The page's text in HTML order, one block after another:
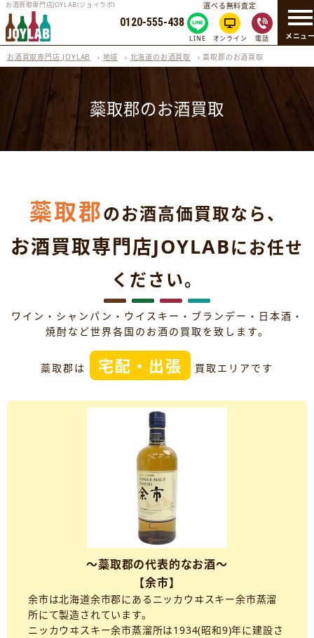
メニュ
お酒買取専門店JOYLAB(ジョイラボ)
0120-555-438
選べる無料査定
LINE オンライン 電話
お酒買取専門店 JOYLAB › 地域 › 北海道のお酒買取 ›蘂取郡のお酒買取
蘂取郡のお酒買取
蘂取郡のお酒高価買取なら、
お酒買取専門店JOYLABにお任せ
ください。
ワイン・シャンパン・ウイスキー・ブランデー・日本酒・
焼酎など世界各国のお酒の買取を致します。
蘂取郡は 宅配・出張 買取エリアです
～蘂取郡の代表的なお酒～
【余市】
余市は北海道余市郡にあるニッカウヰスキー余市蒸溜
所にて製造されています。
ニッカウヰスキー余市蒸溜所は1934(昭和9)年に建設さ